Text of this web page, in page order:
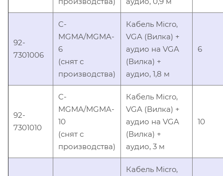
92-
7301006
C-
MGMA/MGMA-
6
(снят с
производства)
Кабель Micro,
VGA (Вилка) +
аудио на VGA
(Вилка) +
аудио, 1,8 м
6
92-
7301010
C-
MGMA/MGMA-
10
(снят с
производства)
Кабель Micro,
VGA (Вилка) +
аудио на VGA
(Вилка) +
аудио, 3 м
10
Кабель Micro,